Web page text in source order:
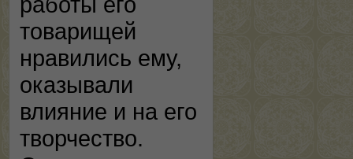
товарищей
нравились ему,
оказывали
влияние и на его
творчество.